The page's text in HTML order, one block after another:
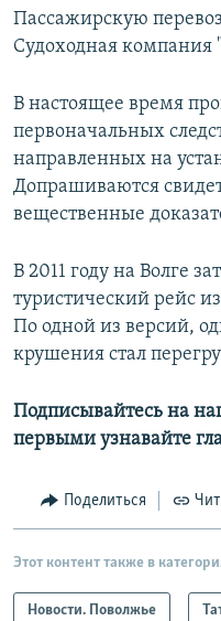
Пассажирскую
Судоходная компания
В настоящее время
первоначальных
направленных на
Допрашиваются
вещественные
В 2011 году на Волге
туристический рейс
По одной из версий,
крушения стал
Подписывайтесь на
первыми узнавайте
Поделиться
Этот контент также в
Новости. Поволжье